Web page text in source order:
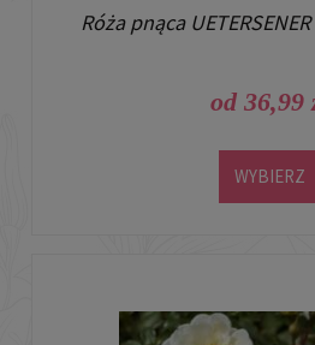
Róża pnąca
od 36,99
WYBIERZ